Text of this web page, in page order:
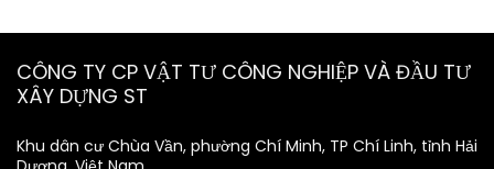
CÔNG TY CP VẬT TƯ CÔNG NGHIỆP VÀ ĐẦU TƯ
XÂY DỰNG ST
Khu dân cư Chùa Vần, phường Chí Minh, TP Chí Linh, tỉnh Hải